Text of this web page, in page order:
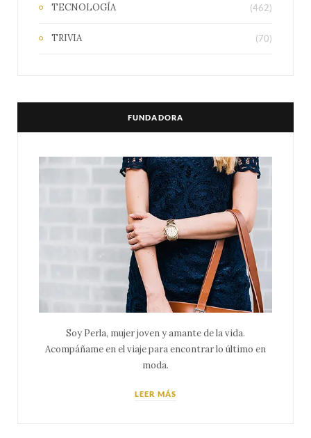
TECNOLOGÍA (462)
TRIVIA (70)
FUNDADORA
Soy Perla, mujer joven y amante de la vida.
Acompáñame en el viaje para encontrar lo último en
moda.
LEER MÁS